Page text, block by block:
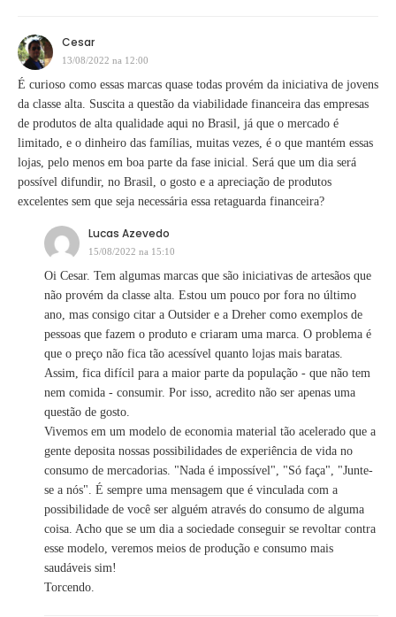
Cesar
13/08/2022 na 12:00
É curioso como essas marcas quase todas provém da iniciativa de jovens
da classe alta. Suscita a questão da viabilidade financeira das empresas
de produtos de alta qualidade aqui no Brasil, já que o mercado é
limitado, e o dinheiro das famílias, muitas vezes, é o que mantém essas
lojas, pelo menos em boa parte da fase inicial. Será que um dia será
possível difundir, no Brasil, o gosto e a apreciação de produtos
excelentes sem que seja necessária essa retaguarda financeira?
Lucas Azevedo
15/08/2022 na 15:10
Oi Cesar. Tem algumas marcas que são iniciativas de artesãos que
não provém da classe alta. Estou um pouco por fora no último
ano, mas consigo citar a Outsider e a Dreher como exemplos de
pessoas que fazem o produto e criaram uma marca. O problema é
que o preço não fica tão acessível quanto lojas mais baratas.
Assim, fica difícil para a maior parte da população - que não tem
nem comida - consumir. Por isso, acredito não ser apenas uma
questão de gosto.
Vivemos em um modelo de economia material tão acelerado que a
gente deposita nossas possibilidades de experiência de vida no
consumo de mercadorias. "Nada é impossível", "Só faça", "Junte-
se a nós". É sempre uma mensagem que é vinculada com a
possibilidade de você ser alguém através do consumo de alguma
coisa. Acho que se um dia a sociedade conseguir se revoltar contra
esse modelo, veremos meios de produção e consumo mais
saudáveis sim!
Torcendo.